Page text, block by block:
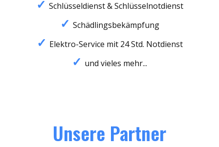
Schlüsseldienst & Schlüsselnotdienst
Schädlingsbekämpfung
Elektro-Service mit 24 Std. Notdienst
und vieles mehr...
Unsere Partner